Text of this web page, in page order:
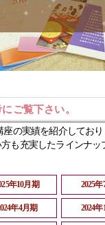
ご覧下さい。
の実績を紹介してお
も充実したラインナッ
年10月期 2025
年4月期 2024